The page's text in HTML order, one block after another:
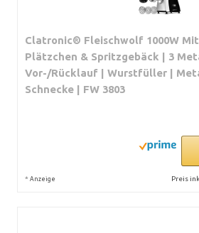
Clatronic® Fleischwolf 1000W
Plätzchen & Spritzgebäck | 3
Vor-/Rücklauf | Wurstfüller |
Schnecke | FW 3803
* Anzeige Preis